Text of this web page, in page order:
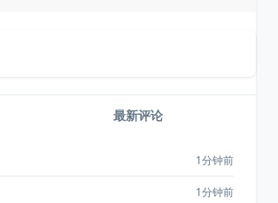
最新评论
1分钟前
1分钟前